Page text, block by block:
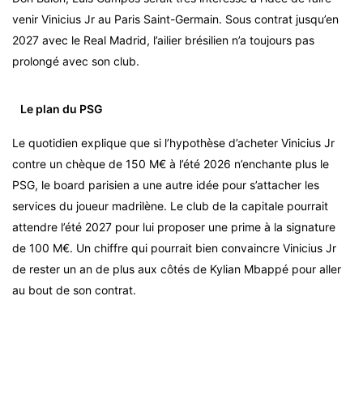
venir Vinicius Jr au Paris Saint-Germain. Sous contrat jusqu’en
2027 avec le Real Madrid, l’ailier brésilien n’a toujours pas
prolongé avec son club.
Le plan du PSG
Le quotidien explique que si l’hypothèse d’acheter Vinicius Jr
contre un chèque de 150 M€ à l’été 2026 n’enchante plus le
PSG, le board parisien a une autre idée pour s’attacher les
services du joueur madrilène. Le club de la capitale pourrait
attendre l’été 2027 pour lui proposer une prime à la signature
de 100 M€. Un chiffre qui pourrait bien convaincre Vinicius Jr
de rester un an de plus aux côtés de Kylian Mbappé pour aller
au bout de son contrat.